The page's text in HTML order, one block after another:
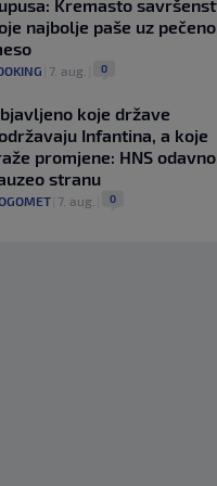
Kremasto
najbolje paše uz pečeno
7. aug. 0
koje države
Infantina, a koje
promjene: HNS odavno
stranu
7. aug. 0